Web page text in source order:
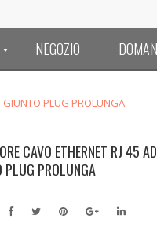
NEGOZIO
GIUNTO PLUG PROLUNGA
CAVO ETHERNET RJ 45
PLUG PROLUNGA